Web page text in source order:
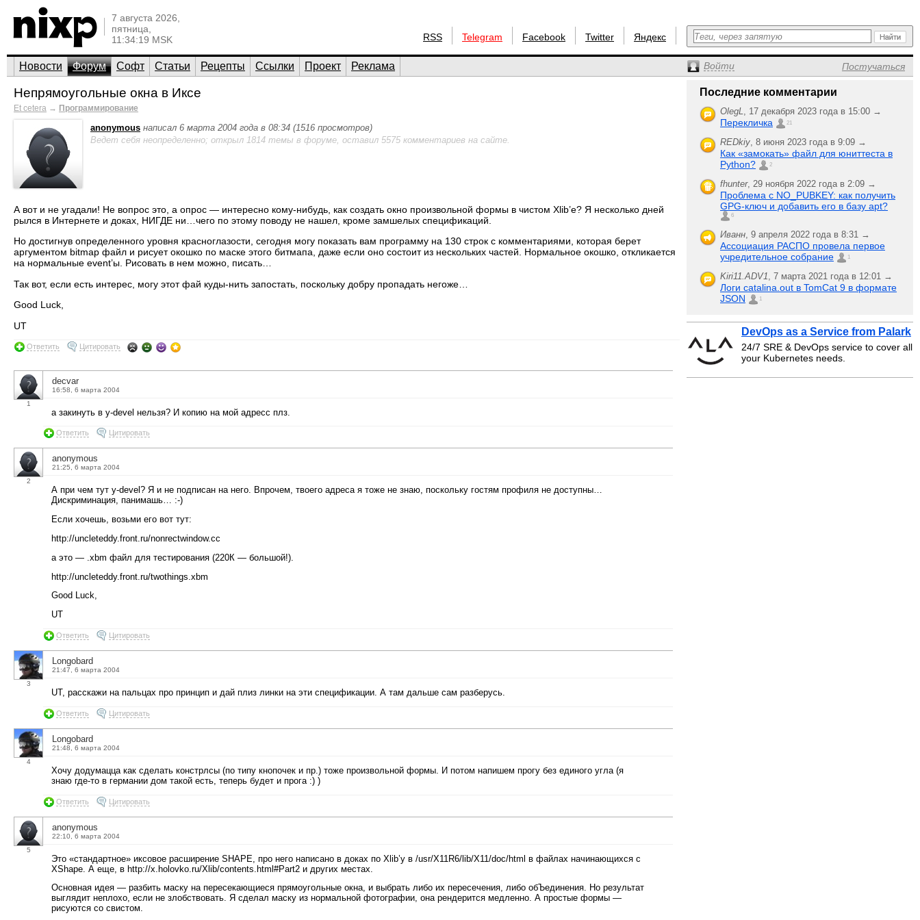
7 августа 2026,
пятница,
11:34:19 MSK
RSS Telegram Facebook Twitter Яндекс
Новости Форум Софт Статьи Рецепты Ссылки Проект Реклама Войти Постучаться
Непрямоугольные окна в Иксе
Et cetera → Программирование
anonymous написал 6 марта 2004 года в 08:34 (1516 просмотров)
Ведет себя неопределенно; открыл 1814 темы в форуме, оставил 5575 комментариев на сайте.
А вот и не угадали! Не вопрос это, а опрос — интересно кому-нибудь, как создать окно произвольной формы в чистом Xlib’е? Я несколько дней
рылся в Интернете и доках, НИГДЕ ни…чего по этому поводу не нашел, кроме замшелых спецификаций.
Но достигнув определенного уровня красноглазости, сегодня могу показать вам программу на 130 строк с комментариями, которая берет
аргументом bitmap файл и рисует окошко по маске этого битмапа, даже если оно состоит из нескольких частей. Нормальное окошко, откликается
на нормальные event’ы. Рисовать в нем можно, писать…
Так вот, если есть интерес, могу этот фай куды-нить запостать, поскольку добру пропадать негоже…
Good Luck,
UT
Ответить Цитировать
1
decvar
16:58, 6 марта 2004
а закинуть в y-devel нельзя? И копию на мой адресс плз.
Ответить Цитировать
2
anonymous
21:25, 6 марта 2004
А при чем тут y-devel? Я и не подписан на него. Впрочем, твоего адреса я тоже не знаю, поскольку гостям профиля не доступны…
Дискриминация, панимашь… :-)
Если хочешь, возьми его вот тут:
http://uncleteddy.front.ru/nonrectwindow.cc
а это — .xbm файл для тестирования (220К — большой!).
http://uncleteddy.front.ru/twothings.xbm
Good Luck,
UT
Ответить Цитировать
3
Longobard
21:47, 6 марта 2004
UT, расскажи на пальцах про принцип и дай плиз линки на эти спецификации. А там дальше сам разберусь.
Ответить Цитировать
4
Longobard
21:48, 6 марта 2004
Хочу додумацца как сделать констрлсы (по типу кнопочек и пр.) тоже произвольной формы. И потом напишем прогу без единого угла (я
знаю где-то в германии дом такой есть, теперь будет и прога :) )
Ответить Цитировать
5
anonymous
22:10, 6 марта 2004
Это «стандартное» иксовое расширение SHAPE, про него написано в доках по Xlib’у в /usr/X11R6/lib/X11/doc/html в файлах начинающихся с
XShape. А еще, в http://x.holovko.ru/Xlib/contents.html#Part2 и других местах.
Основная идея — разбить маску на пересекающиеся прямоугольные окна, и выбрать либо их пересечения, либо обЪединения. Но результат
выглядит неплохо, если не злобствовать. Я сделал маску из нормальной фотографии, она рендерится медленно. А простые формы —
рисуются со свистом.
Последние комментарии
OlegL, 17 декабря 2023 года в 15:00 →
Перекличка 21
REDkiy, 8 июня 2023 года в 9:09 →
Как «замокать» файл для юниттеста в
Python?
2
fhunter, 29 ноября 2022 года в 2:09 →
Проблема с NO_PUBKEY: как получить
GPG-ключ и добавить его в базу apt?
6
Иванн, 9 апреля 2022 года в 8:31 →
Ассоциация РАСПО провела первое
учредительное собрание
1
Kiri11.ADV1, 7 марта 2021 года в 12:01 →
Логи catalina.out в TomCat 9 в формате
JSON
1
DevOps as a Service from Palark
24/7 SRE & DevOps service to cover all
your Kubernetes needs.